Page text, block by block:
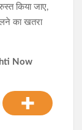
किया जाए,
का खतरा
Now